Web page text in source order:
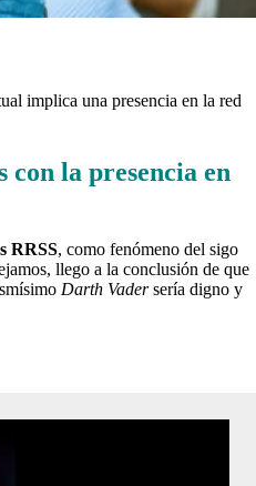
implica una presencia en la red
con la presencia en
RRSS, como fenómeno del sigo
llego a la conclusión de que
Darth Vadersería digno y